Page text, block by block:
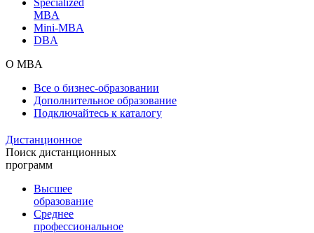
MBA
Mini-MBA
DBA
О MBA
Все о бизнес-образовании
Дополнительное образование
Подключайтесь к каталогу
Дистанционное
Поиск дистанционных
программ
Высшее
образование
Среднее
профессиональное